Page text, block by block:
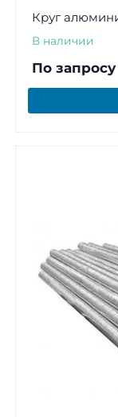
Круг
В наличии
По запросу